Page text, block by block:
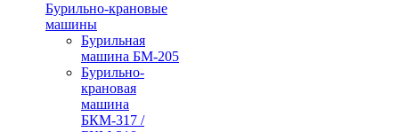
Бурильно-крановые
машины
Бурильная
машина БМ-205
Бурильно-
крановая
машина
БКМ-317 /